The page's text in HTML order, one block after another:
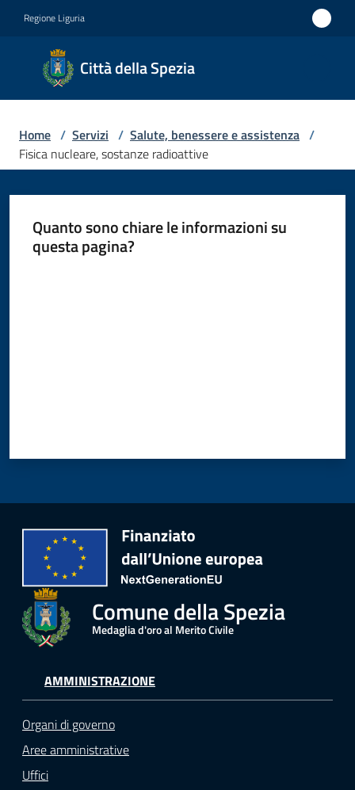
Regione Liguria
Città della Spezia
Città
della
Medaglia
d'oro al
Merito
Civile
Medaglia
Vivere
Comune
t
f
Home / Servizi / Salute, benessere e assistenza /
Fisica nucleare, sostanze radioattive
Quanto sono chiare le informazioni su
questa pagina?
Comune della Spezia
Medaglia d'oro al Merito Civile
AMMINISTRAZIONE
Organi di governo
Aree amministrative
Uffici